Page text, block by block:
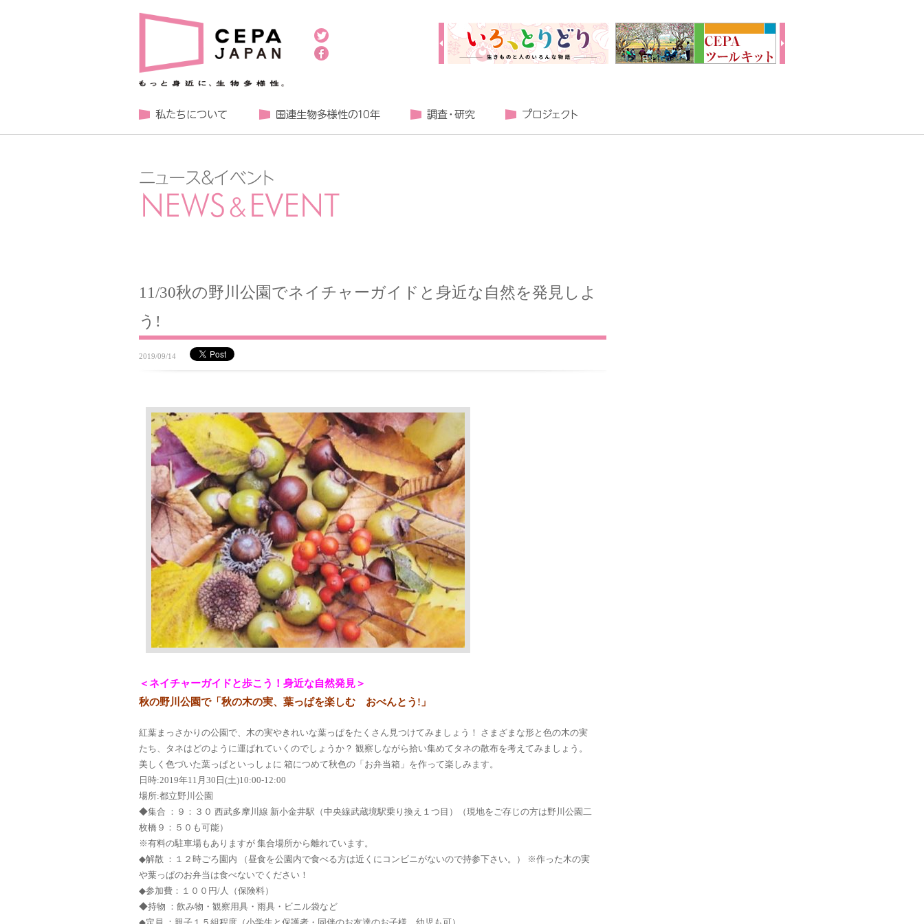
11/30秋の野川公園でネイチャーガイドと身近な自然を発見しよ
う!
2019/09/14
＜ネイチャーガイドと歩こう！身近な自然発見＞
秋の野川公園で「秋の木の実、葉っぱを楽しむ おべんとう!」
紅葉まっさかりの公園で、木の実やきれいな葉っぱをたくさん見つけてみましょう！ さまざまな形と色の木の実
たち、タネはどのように運ばれていくのでしょうか？ 観察しながら拾い集めてタネの散布を考えてみましょう。
美しく色づいた葉っぱといっしょに 箱につめて秋色の「お弁当箱」を作って楽しみます。
日時:2019年11月30日(土)10:00-12:00
場所:都立野川公園
◆集合 ：９：３０ 西武多摩川線 新小金井駅（中央線武蔵境駅乗り換え１つ目）（現地をご存じの方は野川公園二
枚橋９：５０も可能）
※有料の駐車場もありますが 集合場所から離れています。
◆解散 ：１２時ごろ園内 （昼食を公園内で食べる方は近くにコンビニがないので持参下さい。） ※作った木の実
や葉っぱのお弁当は食べないでください！
◆参加費：１００円/人（保険料）
◆持物 ：飲み物・観察用具・雨具・ビニル袋など